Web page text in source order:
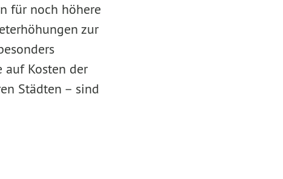
für noch höhere
zur
Kosten der
Städten – sind